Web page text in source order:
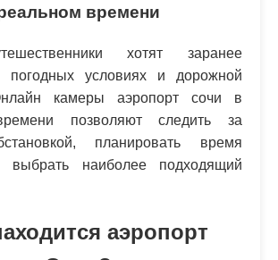
времени
хотят заранее
погодных условиях и дорожной
камеры аэропорт сочи в
позволяют следить за
планировать время
выбрать наиболее подходящий
аэропорт